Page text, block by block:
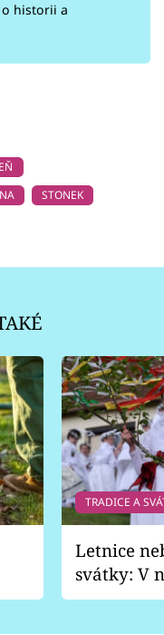
o historii a
STONEK
TRADICE A
Letnice
svátky: V
pondělí